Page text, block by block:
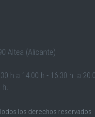
Altea (Alicante)
h a 14:00 h - 16:30 h a
h.
los derechos reservados